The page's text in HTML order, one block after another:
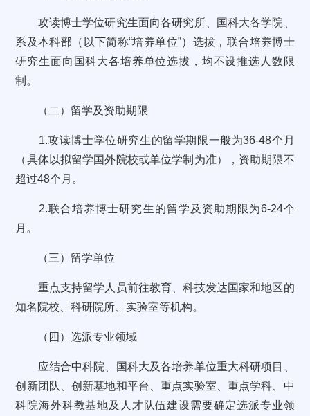
攻读博士学位研究生面向各研究所、国科大各学院、
系及本科部（以下简称“培养单位”）选拔，联合培养博士
研究生面向国科大各培养单位选拔，均不设推选人数限
制。
（二）留学及资助期限
1.攻读博士学位研究生的留学期限一般为36-48个月
（具体以拟留学国外院校或单位学制为准），资助期限不
超过48个月。
2.联合培养博士研究生的留学及资助期限为6-24个
月。
（三）留学单位
重点支持留学人员前往教育、科技发达国家和地区的
知名院校、科研院所、实验室等机构。
（四）选派专业领域
应结合中科院、国科大及各培养单位重大科研项目、
创新团队、创新基地和平台、重点实验室、重点学科、中
科院海外科教基地及人才队伍建设需要确定选派专业领